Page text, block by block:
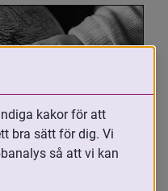
med
kakor för att
bra sätt för dig. Vi
så att vi kan